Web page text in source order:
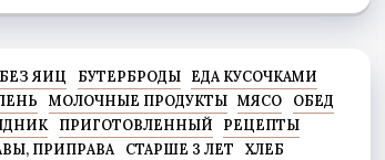
БЕЗ ЯИЦ БУТЕРБРОДЫ
ЕДА КУСОЧКАМИ
МОЛОЧНЫЕ ПРОДУКТЫ МЯСО
ОБЕД
ПРИГОТОВЛЕННЫЙ
РЕЦЕПТЫ
ПРИПРАВА
СТАРШЕ 3 ЛЕТ ХЛЕБ